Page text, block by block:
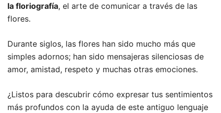
la floriografía, el arte de comunicar a través de las
flores.
Durante siglos, las flores han sido mucho más que
simples adornos; han sido mensajeras silenciosas de
amor, amistad, respeto y muchas otras emociones.
¿Listos para descubrir cómo expresar tus sentimientos
más profundos con la ayuda de este antiguo lenguaje